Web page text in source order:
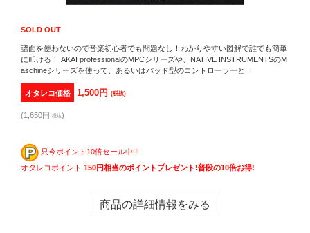
SOLD OUT
譜面を使わないので音楽初心者でも問題なし！わかりやすい図解で誰でも簡単
に叩ける！ AKAI professionalのMPCシリーズや、NATIVE INSTRUMENTSのM
aschineシリーズを使って、あるいはパッド型のコントローラーと...
オタレコ価格 1,500円(税抜)
(1,650円 税込)
只今ポイント10倍セール中!!!
オタレコポイント 150円相当のポイントプレゼント!普段の10倍お得!
商品の詳細情報をみる